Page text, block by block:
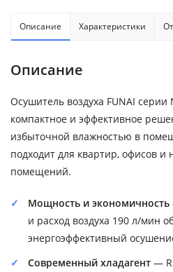
Описание Характеристики
Описание
Осушитель воздуха FUNAI серии
компактное и эффективное
избыточной влажностью в
подходит для квартир, офисов
помещений.
Мощность и экономичность
и расход воздуха 190 л/мин
энергоэффективный
Современный хладагент —